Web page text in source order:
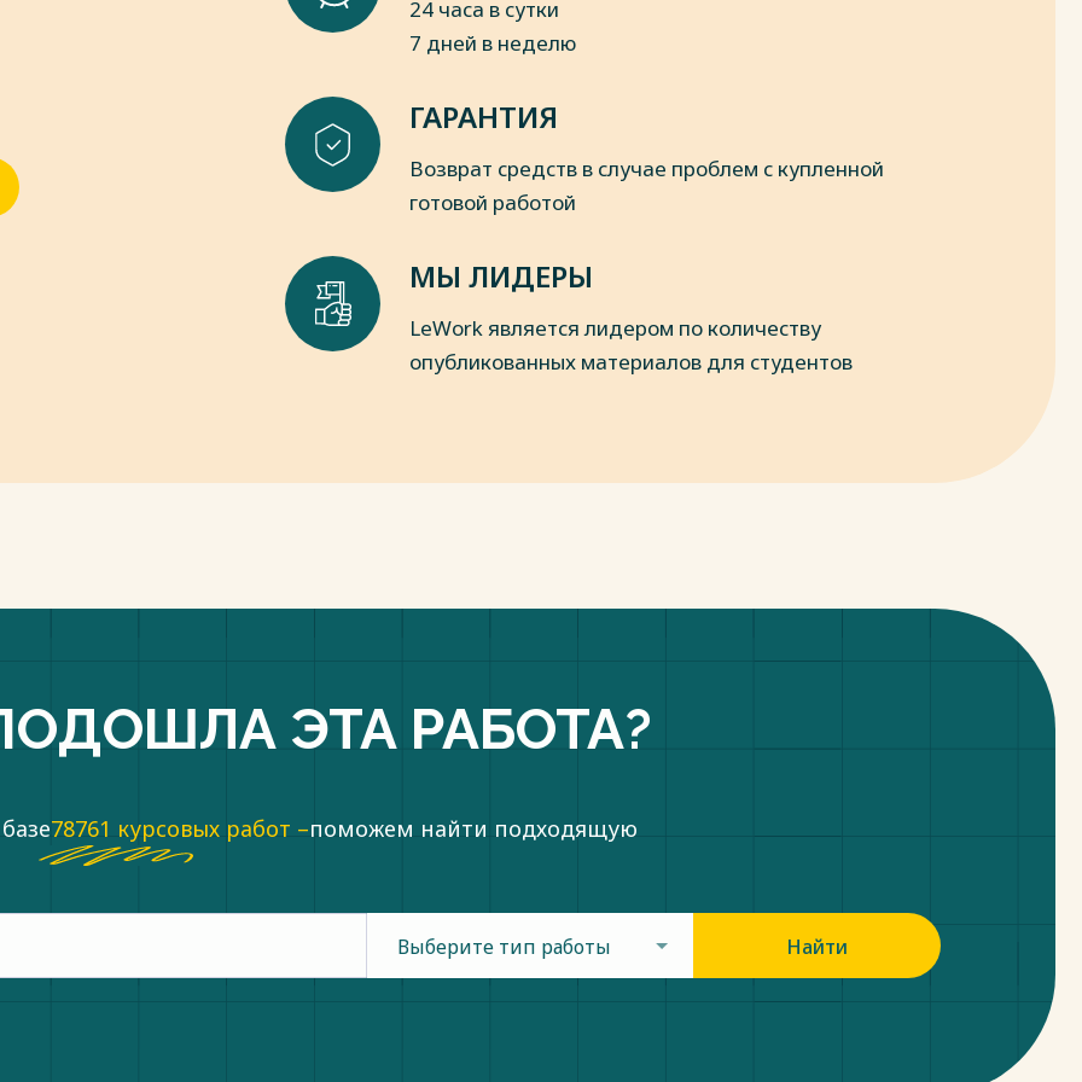
работа в дошкольных
[Текст] / Ю.Ф. Гаркуша. – М.:
24 часа в сутки
7 дней в неделю
ГАРАНТИЯ
Возврат средств в случае проблем с купленной
готовой работой
МЫ ЛИДЕРЫ
LeWork является лидером по количеству
опубликованных материалов для студентов
ЭТА РАБОТА?
78761 курсовых работ –поможем найти подходящую
Выберите тип работы Найти